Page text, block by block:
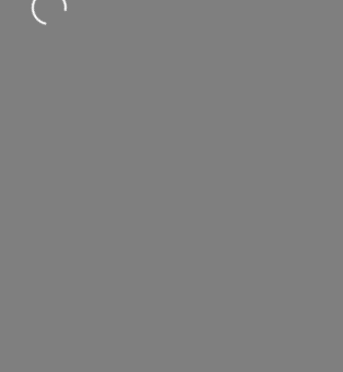
Wird geladen …